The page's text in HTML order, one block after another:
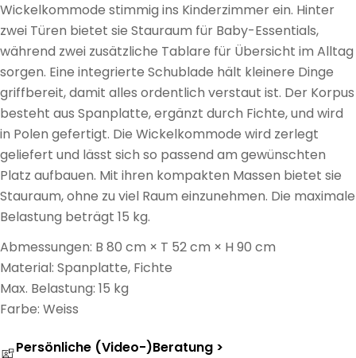
Wickelkommode stimmig ins Kinderzimmer ein. Hinter
zwei Türen bietet sie Stauraum für Baby-Essentials,
während zwei zusätzliche Tablare für Übersicht im Alltag
sorgen. Eine integrierte Schublade hält kleinere Dinge
griffbereit, damit alles ordentlich verstaut ist. Der Korpus
besteht aus Spanplatte, ergänzt durch Fichte, und wird
in Polen gefertigt. Die Wickelkommode wird zerlegt
geliefert und lässt sich so passend am gewünschten
Platz aufbauen. Mit ihren kompakten Massen bietet sie
Stauraum, ohne zu viel Raum einzunehmen. Die maximale
Belastung beträgt 15 kg.
Abmessungen: B 80 cm × T 52 cm × H 90 cm
Material: Spanplatte, Fichte
Max. Belastung: 15 kg
Farbe: Weiss
Persönliche (Video-)Beratung >